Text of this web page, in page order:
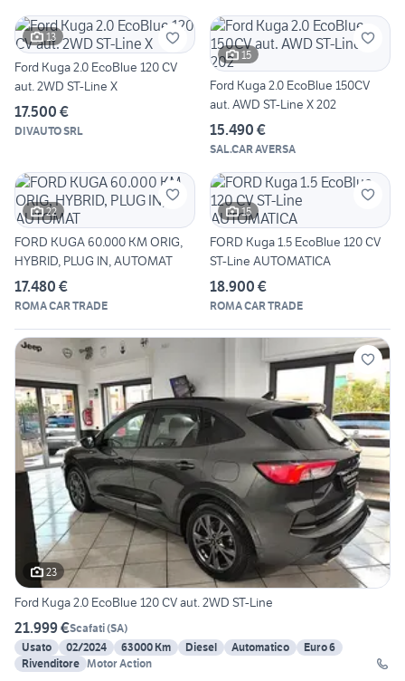
13
Ford Kuga 2.0 EcoBlue 120 CV
aut. 2WD ST-Line X
17.500 €
DIVAUTO SRL
15
Ford Kuga 2.0 EcoBlue 150CV
aut. AWD ST-Line X 202
15.490 €
SAL.CAR AVERSA
22
FORD KUGA 60.000 KM ORIG,
HYBRID, PLUG IN, AUTOMAT
17.480 €
ROMA CAR TRADE
15
FORD Kuga 1.5 EcoBlue 120 CV
ST-Line AUTOMATICA
18.900 €
ROMA CAR TRADE
23
Ford Kuga 2.0 EcoBlue 120 CV aut. 2WD ST-Line
21.999 €Scafati(SA)
Usato
02/2024 63000 Km Diesel Automatico
Euro 6
Rivenditore Motor Action